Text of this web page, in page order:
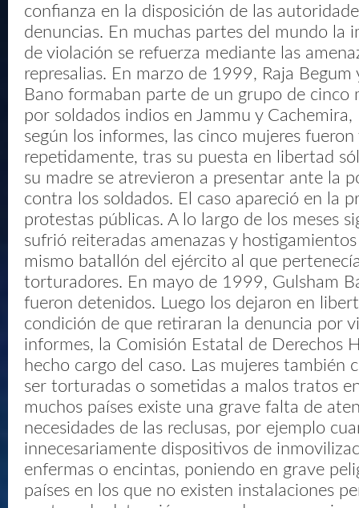
confianza en la disposición de las
denuncias. En muchas partes del mundo la
de violación se refuerza mediante las
represalias. En marzo de 1999, Raja Begum
Bano formaban parte de un grupo de cinco
por soldados indios en Jammu y Cachemira,
según los informes, las cinco mujeres fueron
repetidamente, tras su puesta en libertad
su madre se atrevieron a presentar ante la
contra los soldados. El caso apareció en la
protestas públicas. A lo largo de los meses
sufrió reiteradas amenazas y
mismo batallón del ejército al que
torturadores. En mayo de 1999, Gulsham
fueron detenidos. Luego los dejaron en
condición de que retiraran la denuncia por
informes, la Comisión Estatal de Derechos
hecho cargo del caso. Las mujeres también
ser torturadas o sometidas a malos tratos
muchos países existe una grave falta de
necesidades de las reclusas, por ejemplo
innecesariamente dispositivos de
enfermas o encintas, poniendo en grave
países en los que no existen instalaciones